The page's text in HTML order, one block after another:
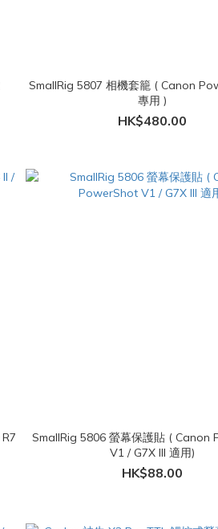
SmallRig 5807 相機套籠 ( Canon
專用 )
HK$480.00
SmallRig 5806 螢幕保護貼 ( Canon
V1 / G7X III 適用)
HK$88.00